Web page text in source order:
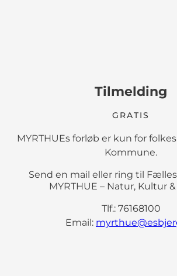
Tilmelding
GRATIS
MYRTHUEs forløb er kun for
Kommune.
Send en mail eller ring til
MYRTHUE – Natur, Kultur
Tlf.: 76168100
Email: